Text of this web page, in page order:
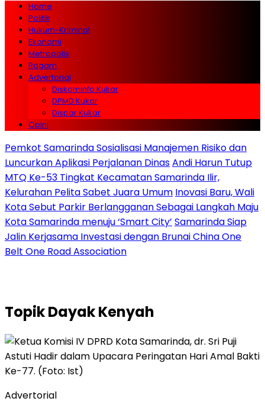
Home
Politik
Hukum-Kriminal
Ekonomi
Metropolis
Ragam
Advertorial
Diskominfo Kukar
DPMD Kukar
Dispar Kukar
Opini
Pemkot Samarinda Sosialisasi Manajemen Risiko dan
Luncurkan Aplikasi Perjalanan DinasAndi Harun Tutup
MTQ Ke-53 Tingkat Kecamatan Samarinda Ilir,
Kelurahan Pelita Sabet Juara Umum Inovasi Baru, Wali
Kota Sebut Parkir Berlangganan Sebagai Langkah Maju
Kota Samarinda menuju ‘Smart City’ Samarinda Siap
Jalin Kerjasama Investasi dengan Brunai China One
Belt One Road Association
TopikDayak Kenyah
Advertorial